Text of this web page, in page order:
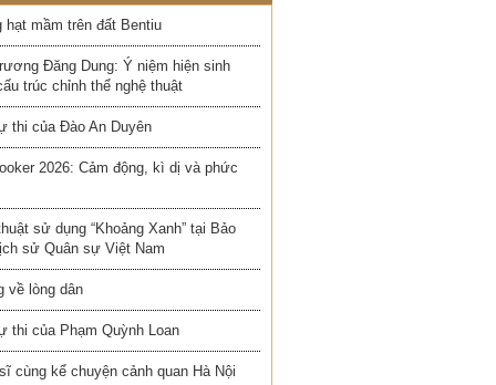
hạt mầm trên đất Bentiu
Đăng Dung: Ý niệm hiện sinh
trúc chỉnh thể nghệ thuật
thi của Đào An Duyên
2026: Cảm động, kì dị và phức
sử dụng “Khoảng Xanh” tại Bảo
sử Quân sự Việt Nam
về lòng dân
thi của Phạm Quỳnh Loan
cùng kể chuyện cảnh quan Hà Nội